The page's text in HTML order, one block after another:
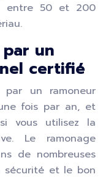
entre 50 et 200
un
certifié
par un ramoneur
fois par an, et
vous utilisez la
Le ramonage
de nombreuses
sécurité et le bon